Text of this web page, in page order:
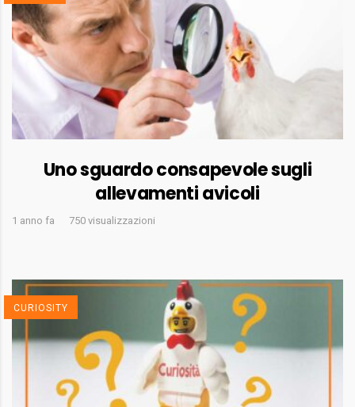
Uno sguardo consapevole sugli
allevamenti avicoli
1 anno fa 750 visualizzazioni
CURIOSITY